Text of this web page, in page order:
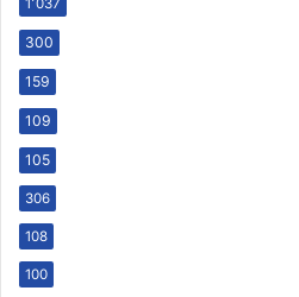
300
159
109
105
306
108
100